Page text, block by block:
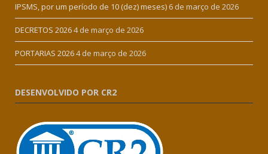
IPSMS, por um período de 10 (dez) meses) 6 de março de 2026
DECRETOS 20264 de março de 2026
PORTARIAS 20264 de março de 2026
DESENVOLVIDO POR CR2